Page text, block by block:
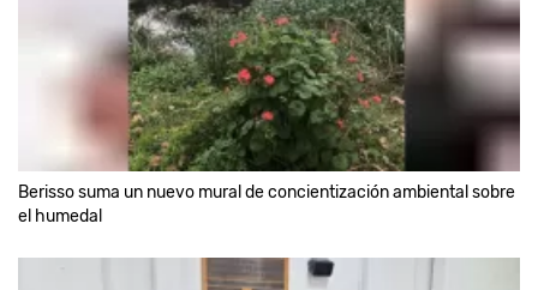
Berisso suma un nuevo mural de concientización ambiental sobre
el humedal